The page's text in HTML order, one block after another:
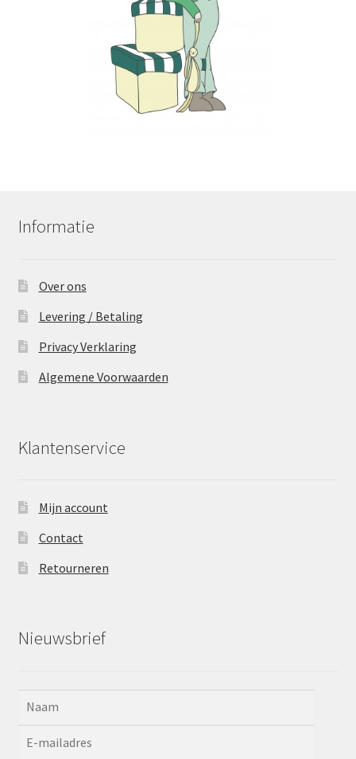
Informatie
Over ons
Levering / Betaling
Privacy Verklaring
Algemene Voorwaarden
Klantenservice
Mijn account
Contact
Retourneren
Nieuwsbrief